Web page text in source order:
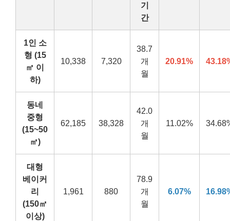
기
간
1인 소
형 (15
㎡ 이
하)
10,338 7,320
38.7
개
월
20.91%
동네
중형
(15~50
㎡)
62,185 38,328
42.0
개
월
11.02%
대형
베이커
리
(150㎡
이상)
1,961 880
78.9
개
월
6.07%